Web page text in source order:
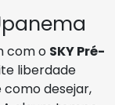
com o SKY Pré-
liberdade
desejar,